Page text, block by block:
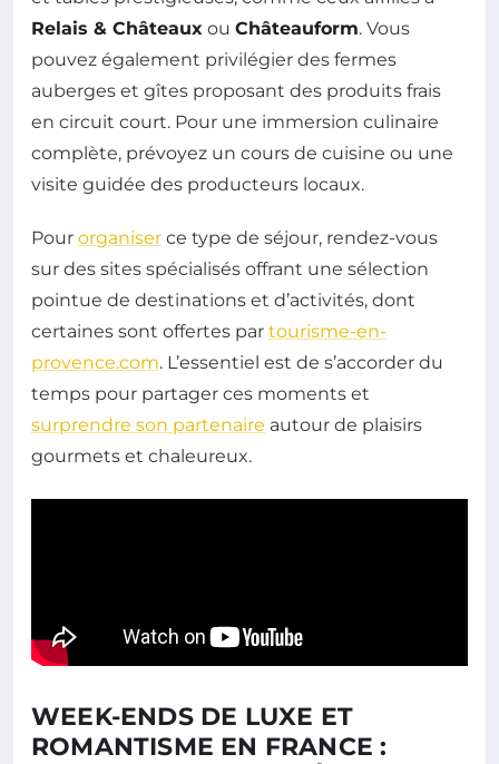
Relais & Châteaux ou Châteauform. Vous
pouvez également privilégier des fermes
auberges et gîtes proposant des produits frais
en circuit court. Pour une immersion culinaire
complète, prévoyez un cours de cuisine ou une
visite guidée des producteurs locaux.
Pour organiser ce type de séjour, rendez-vous
sur des sites spécialisés offrant une sélection
pointue de destinations et d’activités, dont
certaines sont offertes par tourisme-en-
provence.com. L’essentiel est de s’accorder du
temps pour partager ces moments et
surprendre son partenaire autour de plaisirs
gourmets et chaleureux.
WEEK-ENDS DE LUXE ET
ROMANTISME EN FRANCE :